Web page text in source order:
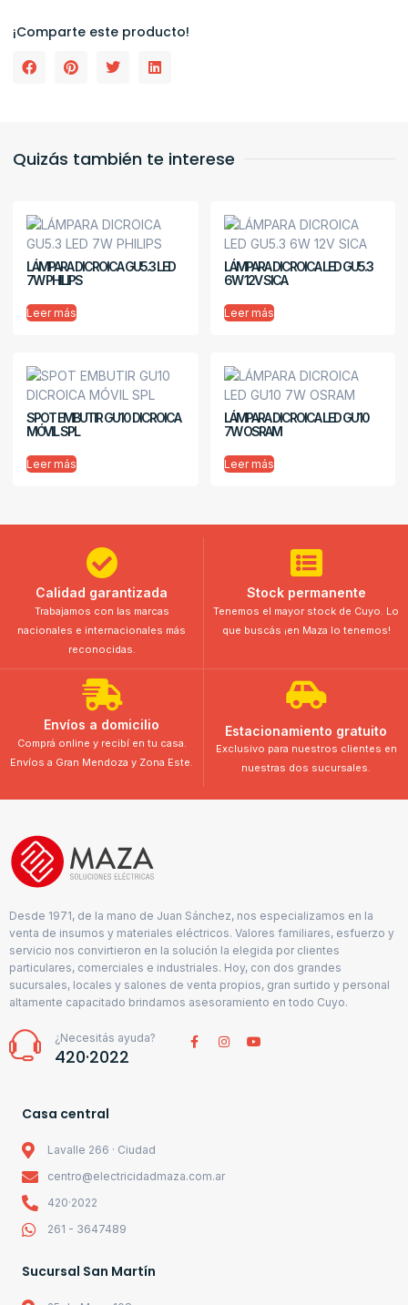
¡Comparte este producto!
Quizás también te interese
LÁMPARA DICROICA GU5.3 LED
7W PHILIPS
Leer más
LÁMPARA DICROICA LED GU5.3
6W 12V SICA
Leer más
SPOT EMBUTIR GU10 DICROICA
MÓVIL SPL
Leer más
LÁMPARA DICROICA LED GU10
7W OSRAM
Leer más
Calidad garantizada
Trabajamos con las marcas
nacionales e internacionales más
reconocidas.
Stock permanente
Tenemos el mayor stock de Cuyo. Lo
que buscás ¡en Maza lo tenemos!
Envíos a domicilio
Comprá online y recibí en tu casa.
Envíos a Gran Mendoza y Zona Este.
Estacionamiento gratuito
Exclusivo para nuestros clientes en
nuestras dos sucursales.
Desde 1971, de la mano de Juan Sánchez, nos especializamos en la
venta de insumos y materiales eléctricos. Valores familiares, esfuerzo y
servicio nos convirtieron en la solución la elegida por clientes
particulares, comerciales e industriales. Hoy, con dos grandes
sucursales, locales y salones de venta propios, gran surtido y personal
altamente capacitado brindamos asesoramiento en todo Cuyo.
¿Necesitás ayuda?
420·2022
Casa central
Lavalle 266 · Ciudad
centro@electricidadmaza.com.ar
420·2022
261 - 3647489
Sucursal San Martín